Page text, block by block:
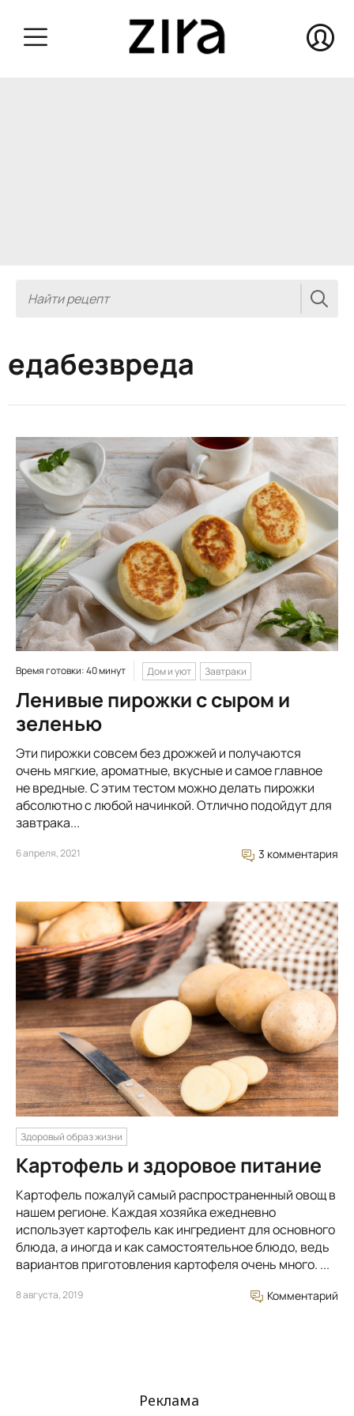
едабезвреда
Время готовки: 40 минут Дом и уют Завтраки
Ленивые пирожки с сыром и
зеленью
Эти пирожки совсем без дрожжей и получаются
очень мягкие, ароматные, вкусные и самое главное
не вредные. С этим тестом можно делать пирожки
абсолютно с любой начинкой. Отлично подойдут для
завтрака...
6 апреля, 2021 3 комментария
Здоровый образ жизни
Картофель и здоровое питание
Картофель пожалуй самый распространенный овощ в
нашем регионе. Каждая хозяйка ежедневно
использует картофель как ингредиент для основного
блюда, а иногда и как самостоятельное блюдо, ведь
вариантов приготовления картофеля очень много. ...
8 августа, 2019 Комментарий
Реклама